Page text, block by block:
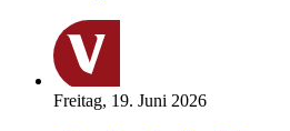
Freitag, 19. Juni 2026